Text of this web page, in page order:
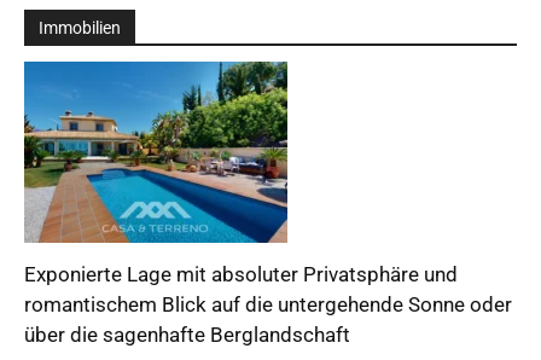
Immobilien
Exponierte Lage mit absoluter Privatsphäre und
romantischem Blick auf die untergehende Sonne oder
über die sagenhafte Berglandschaft